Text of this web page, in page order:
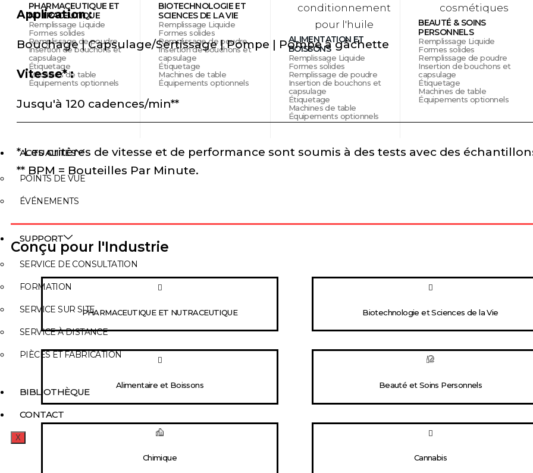
PHARMACEUTIQUE ET
NUTRACEUTIQUE
Remplissage Liquide
Formes solides
Remplissage de poudre
Insertion de bouchons et
capsulage
Étiquetage
Machines de table
Équipements optionnels
BIOTECHNOLOGIE ET
SCIENCES DE LA VIE
Remplissage Liquide
Formes solides
Remplissage de poudre
Insertion de bouchons et
capsulage
Étiquetage
Machines de table
Équipements optionnels
ALIMENTATION ET
BOISSONS
Remplissage Liquide
Formes solides
Remplissage de poudre
Insertion de bouchons et
capsulage
Étiquetage
Machines de table
Équipements optionnels
BEAUTÉ & SOINS
PERSONNELS
Remplissage Liquide
Formes solides
Remplissage de poudre
Insertion de bouchons et
capsulage
Étiquetage
Machines de table
Équipements optionnels
ACTUALITÉS
POINTS DE VUE
ÉVÉNEMENTS
SUPPORT
SERVICE DE CONSULTATION
FORMATION
SERVICE SUR SITE
SERVICE À DISTANCE
PIÈCES ET FABRICATION
BIBLIOTHÈQUE
CONTACT
X
Application :
Bouchage | Capsulage/Sertissage | Pompe | Pompe à gâchette
Vitesse* :
Jusqu'à 120 cadences/min**
* Les critères de vitesse et de performance sont soumis à des tests avec des
** BPM = Bouteilles Par Minute.
Conçu pour l'Industrie
PHARMACEUTIQUE ET NUTRACEUTIQUE Biotechnologie et Sciences de la Vie
Alimentaire et Boissons Beauté et Soins Personnels
Chimique Cannabis